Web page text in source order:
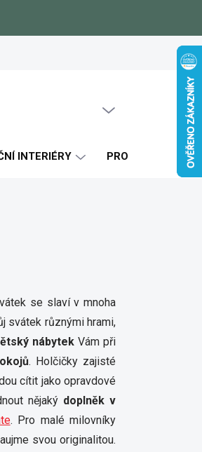
Certifikáty
INTERIÉRY PRO KLUKY
se slaví v mnoha
svátek různými hrami,
nábytek Vám při
. Holčičky zajisté
cítit jako opravdové
nějaký doplněk v
. Pro malé milovníky
svou originalitou.